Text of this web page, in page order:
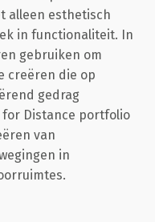
alleen esthetisch
in functionaliteit. In
gebruiken om
creëren die op
gedrag
for Distance portfolio
van
in